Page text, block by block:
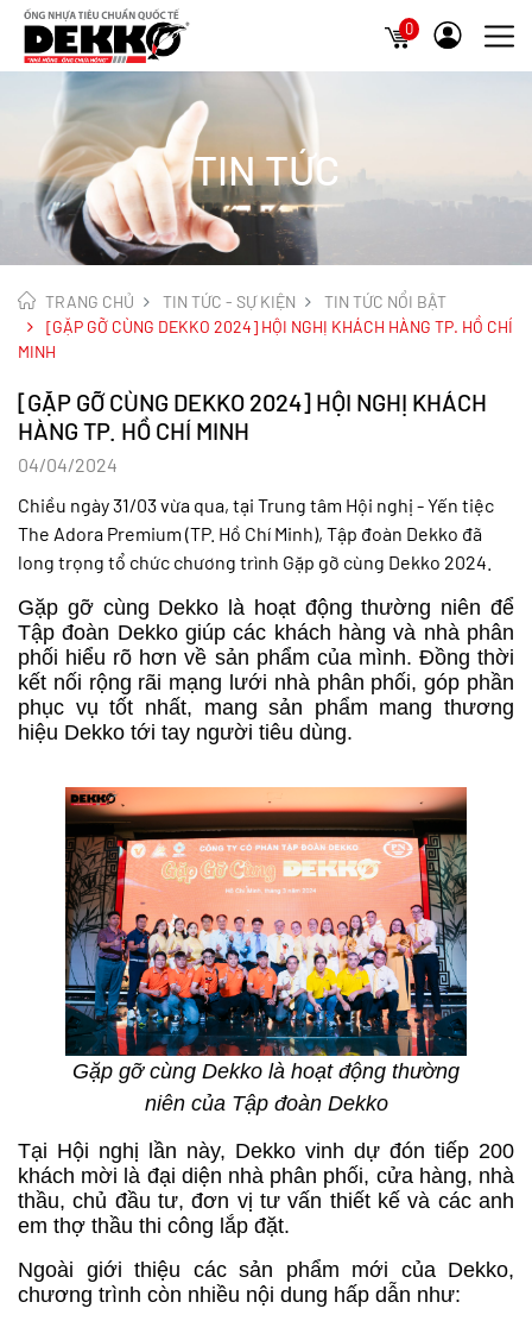
0
TIN TỨC
TRANG CHỦ TIN TỨC - SỰ KIỆN
TIN TỨC NỔI BẬT
[GẶP GỠ CÙNG DEKKO 2024] HỘI NGHỊ KHÁCH HÀNG TP. HỒ CHÍ
MINH
[GẶP GỠ CÙNG DEKKO 2024] HỘI NGHỊ KHÁCH
HÀNG TP. HỒ CHÍ MINH
04/04/2024
Chiều ngày 31/03 vừa qua, tại Trung tâm Hội nghị - Yến tiệc
The Adora Premium (TP. Hồ Chí Minh), Tập đoàn Dekko đã
long trọng tổ chức chương trình Gặp gỡ cùng Dekko 2024.
Gặp gỡ cùng Dekko là hoạt động thường niên để
Tập đoàn Dekko giúp các khách hàng và nhà phân
phối hiểu rõ hơn về sản phẩm của mình. Đồng thời
kết nối rộng rãi mạng lưới nhà phân phối, góp phần
phục vụ tốt nhất, mang sản phẩm mang thương
hiệu Dekko tới tay người tiêu dùng.
Gặp gỡ cùng Dekko là hoạt động thường
niên của Tập đoàn Dekko
Tại Hội nghị lần này, Dekko vinh dự đón tiếp 200
khách mời là đại diện nhà phân phối, cửa hàng, nhà
thầu, chủ đầu tư, đơn vị tư vấn thiết kế và các anh
em thợ thầu thi công lắp đặt.
Ngoài giới thiệu các sản phẩm mới của Dekko,
chương trình còn nhiều nội dung hấp dẫn như: